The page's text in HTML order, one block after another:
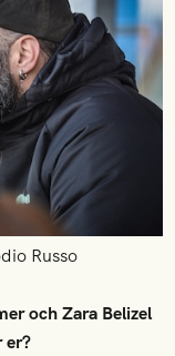
Russo
och Zara Belizel
er?